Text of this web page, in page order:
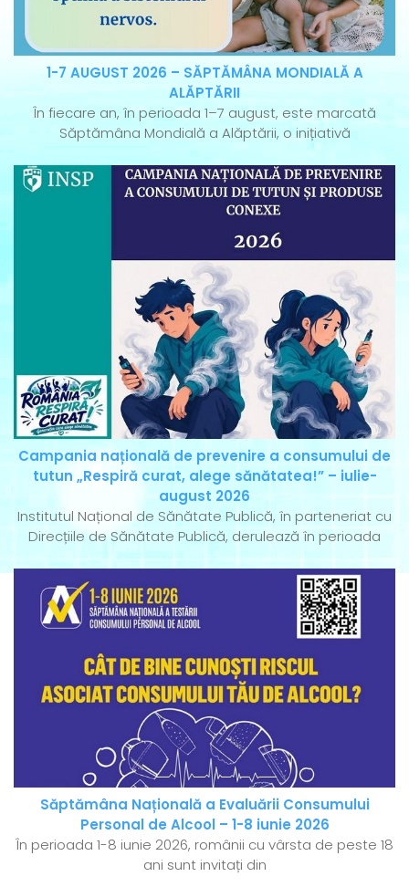
1-7 AUGUST 2026 – SĂPTĂMÂNA MONDIALĂ A
ALĂPTĂRII
În fiecare an, în perioada 1–7 august, este marcată
Săptămâna Mondială a Alăptării, o inițiativă
Campania națională de prevenire a consumului de
tutun „Respiră curat, alege sănătatea!” – iulie-
august 2026
Institutul Național de Sănătate Publică, în parteneriat cu
Direcțiile de Sănătate Publică, derulează în perioada
Săptămâna Națională a Evaluării Consumului
Personal de Alcool – 1-8 iunie 2026
În perioada 1-8 iunie 2026, românii cu vârsta de peste 18
ani sunt invitați din